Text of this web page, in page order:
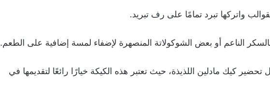
واتركها تبرد تمامًا على رف تبريد.
الناعم أو بعض الشوكولاتة المنصهرة لإضفاء لمسة إضافية على الطعم.
كيك مادلين اللذيذة، حيث تعتبر هذه الكيكة خيارًا رائعًا لتقديمها في